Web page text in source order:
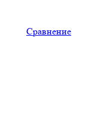
Сравнение